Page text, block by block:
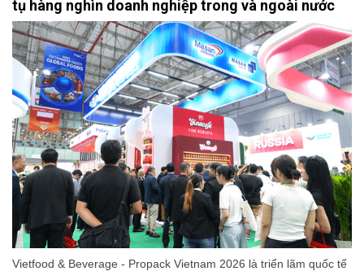
tụ hàng nghìn doanh nghiệp trong và ngoài nước
Vietfood & Beverage - Propack Vietnam 2026 là triển lãm quốc tế